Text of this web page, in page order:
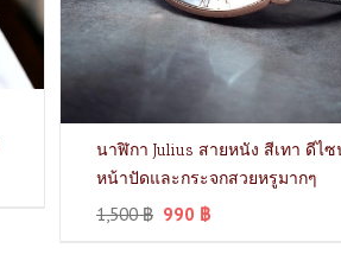
นาฬิกา Julius สายหนัง สีเทา ดีไ
หน้าปัดและกระจกสวยหรูมากๆ
1,500฿ 990 ฿